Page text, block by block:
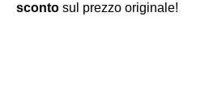
sconto sul prezzo originale!